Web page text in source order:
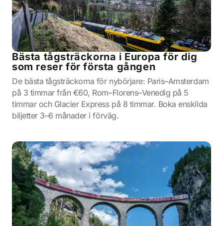
Bästa tågsträckorna i Europa för dig
som reser för första gången
De bästa tågsträckorna för nybörjare: Paris–Amsterdam
på 3 timmar från €60, Rom–Florens–Venedig på 5
timmar och Glacier Express på 8 timmar. Boka enskilda
biljetter 3–6 månader i förväg.